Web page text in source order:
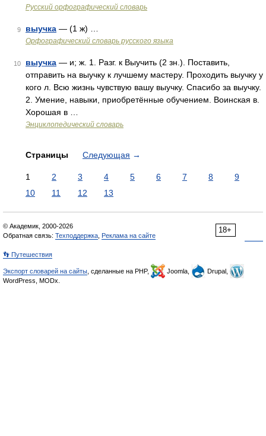
Русский орфографический словарь
9 выучка — (1 ж) …
Орфографический словарь русского языка
10 выучка — и; ж. 1. Разг. к Выучить (2 зн.). Поставить,
отправить на выучку к лучшему мастеру. Проходить выучку у
кого л. Всю жизнь чувствую вашу выучку. Спасибо за выучку.
2. Умение, навыки, приобретённые обучением. Воинская в.
Хорошая в …
Энциклопедический словарь
Страницы Следующая →
1 2 3 4 5 6 7 8
9
10
11 12 13
18+
© Академик, 2000-2026
Обратная связь: Техподдержка Реклама на сайте
👣 Путешествия
Экспорт словарей на сайты , сделанные на PHP, Joomla,
Drupal,
WordPress, MODx.